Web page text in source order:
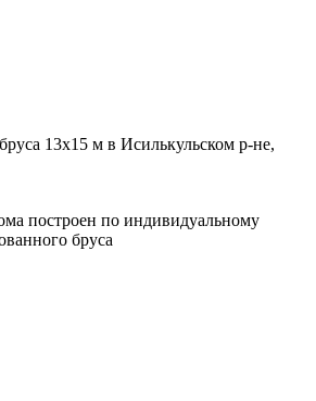
13х15 м в Исилькульском р-не,
построен по индивидуальному
бруса